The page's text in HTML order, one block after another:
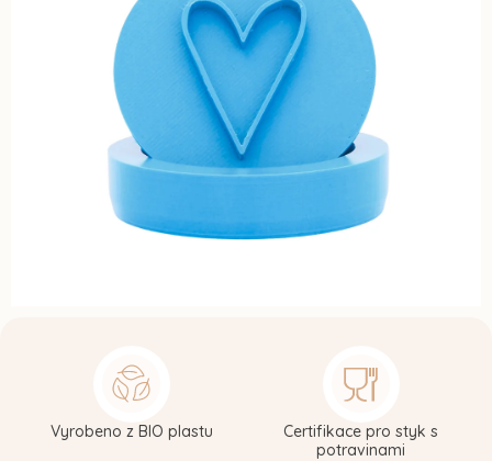
Vyrobeno z BIO plastu
Certifikace pro styk s
potravinami